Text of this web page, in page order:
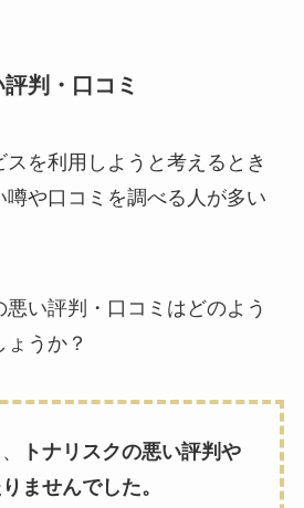
判・口コミ
を利用しようと考えるとき
噂や口コミを調べる人が多い
い評判・口コミはどのよう
うか？
トナリスクの悪い評判や
ませんでした。